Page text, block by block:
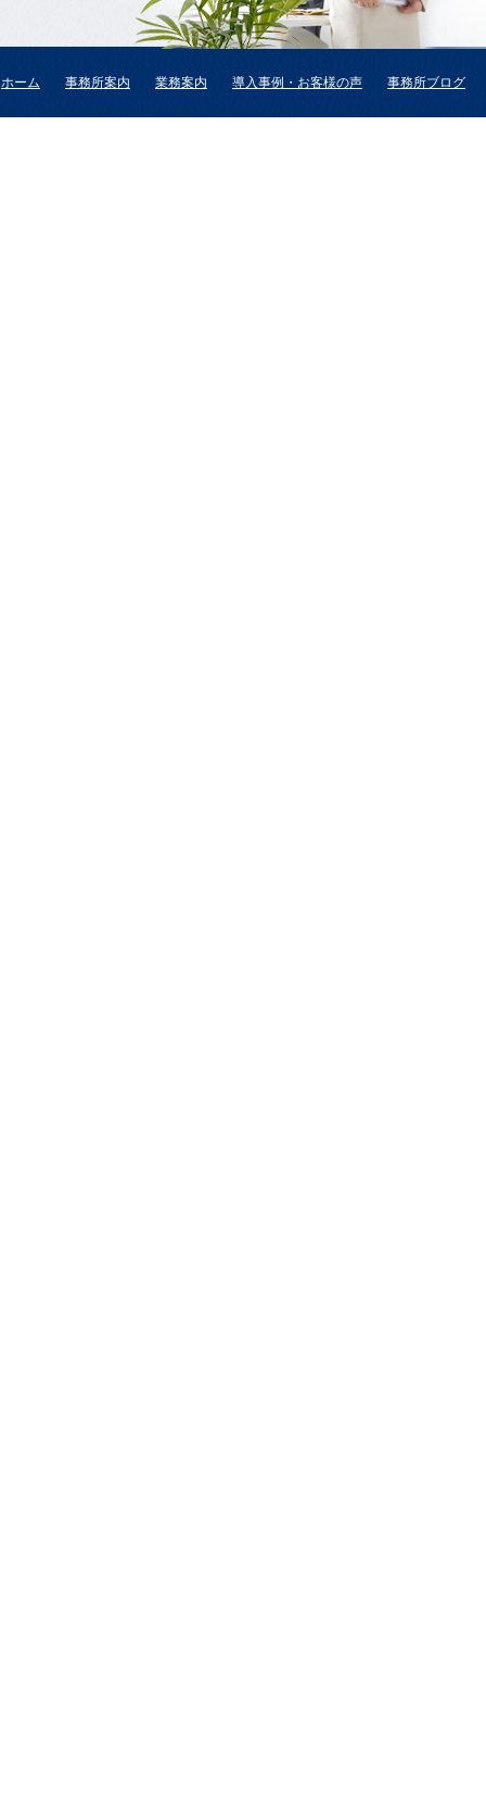
ホーム 事務所案内 業務案内 導入事例・お客様の声 事務所ブログ